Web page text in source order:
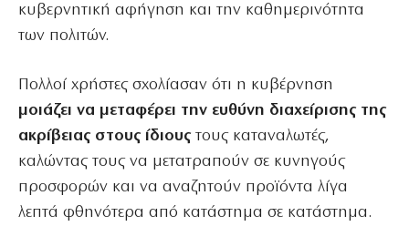
κυβερνητική αφήγηση και την καθημερινότητα
των πολιτών.
Πολλοί χρήστες σχολίασαν ότι η κυβέρνηση
μοιάζει να μεταφέρει την ευθύνη διαχείρισης της
ακρίβειας στους ίδιους τους καταναλωτές,
καλώντας τους να μετατραπούν σε κυνηγούς
προσφορών και να αναζητούν προϊόντα λίγα
λεπτά φθηνότερα από κατάστημα σε κατάστημα.